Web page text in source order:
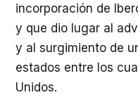
incorporación de
y que dio lugar al
y al surgimiento de
estados entre los
Unidos.